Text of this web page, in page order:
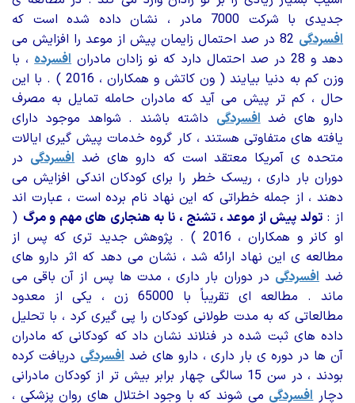
جدیدی با شرکت 7000 مادر ، نشان داده شده است که
افسردگی
82 در صد احتمال زایمان پیش از موعد را افزایش می
دهد و 28 در صد احتمال دارد که نو زادان مادران
افسرده، با
وزن کم به دنیا بیایند ( ون کاتش و همکاران ، 2016 ) . با این
حال ، کم تر پیش می آید که مادران حامله تمایل به مصرف
دارو های ضدافسردگی داشته باشند . شواهد موجود دارای
یافته های متفاوتی هستند ، کار گروه خدمات پیش گیری ایالات
متحده ی آمریکا معتقد است که دارو های ضد افسردگی در
دوران بار داری ، ریسک خطر را برای کودکان اندکی افزایش می
دهند ، از جمله خطراتی که این نهاد نام برده است ، عبارت اند
از :تولد پیش از موعد ، تشنج ، نا به هنجاری های مهم و مرگ (
او کانر و همکاران ، 2016 ) . پژوهش جدید تری که پس از
مطالعه ی این نهاد ارائه شد ، نشان می دهد که اثر دارو های
ضدافسردگی در دوران بار داری ، مدت ها پس از آن باقی می
ماند . مطالعه ای تقریباً با 65000 زن ، یکی از معدود
مطالعاتی که به مدت طولانی کودکان را پی گیری کرد ، با تحلیل
داده های ثبت شده در فنلاند نشان داد که کودکانی که مادران
آن ها در دوره ی بار داری ، دارو های ضد افسردگی دریافت کرده
بودند ، در سن 15 سالگی چهار برابر بیش تر از کودکان مادرانی
دچارافسردگی می شوند که با وجود اختلال های روان پزشکی ،